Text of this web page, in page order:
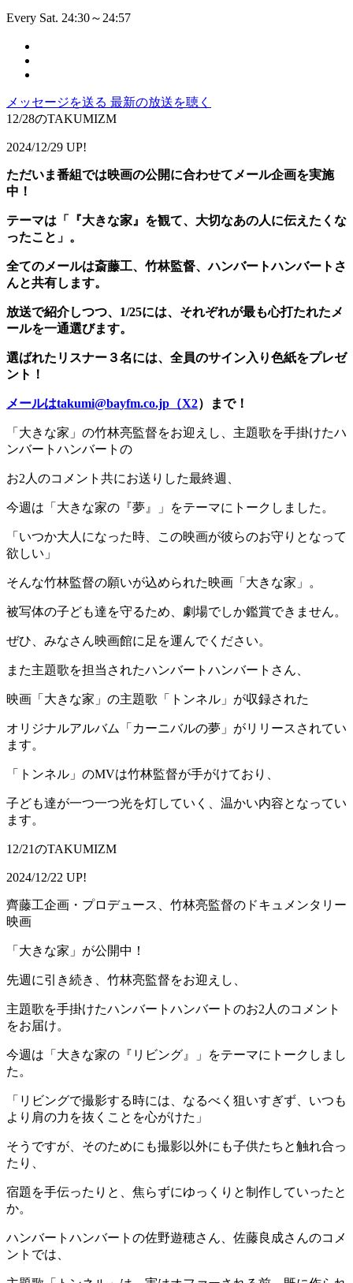
Every Sat. 24:30～24:57
メッセージを送る 最新の放送を聴く
12/28のTAKUMIZM
2024/12/29 UP!
ただいま番組では映画の公開に合わせてメール企画を実施
中！
テーマは「『大きな家』を観て、大切なあの人に伝えたくな
ったこと」。
全てのメールは斎藤工、竹林監督、ハンバートハンバートさ
んと共有します。
放送で紹介しつつ、1/25には、それぞれが最も心打たれたメ
ールを一通選びます。
選ばれたリスナー３名には、全員のサイン入り色紙をプレゼ
ント！
メールはtakumi@bayfm.co.jp（X2）まで！
「大きな家」の竹林亮監督をお迎えし、主題歌を手掛けたハ
ンバートハンバートの
お2人のコメント共にお送りした最終週、
今週は「大きな家の『夢』」をテーマにトークしました。
「いつか大人になった時、この映画が彼らのお守りとなって
欲しい」
そんな竹林監督の願いが込められた映画「大きな家」。
被写体の子ども達を守るため、劇場でしか鑑賞できません。
ぜひ、みなさん映画館に足を運んでください。
また主題歌を担当されたハンバートハンバートさん、
映画「大きな家」の主題歌「トンネル」が収録された
オリジナルアルバム「カーニバルの夢」がリリースされてい
ます。
「トンネル」のMVは竹林監督が手がけており、
子ども達が一つ一つ光を灯していく、温かい内容となってい
ます。
12/21のTAKUMIZM
2024/12/22 UP!
齊藤工企画・プロデュース、竹林亮監督のドキュメンタリー
映画
「大きな家」が公開中！
先週に引き続き、竹林亮監督をお迎えし、
主題歌を手掛けたハンバートハンバートのお2人のコメント
をお届け。
今週は「大きな家の『リビング』」をテーマにトークしまし
た。
「リビングで撮影する時には、なるべく狙いすぎず、いつも
より肩の力を抜くことを心がけた」
そうですが、そのためにも撮影以外にも子供たちと触れ合っ
たり、
宿題を手伝ったりと、焦らずにゆっくりと制作していったと
か。
ハンバートハンバートの佐野遊穂さん、佐藤良成さんのコメ
ントでは、